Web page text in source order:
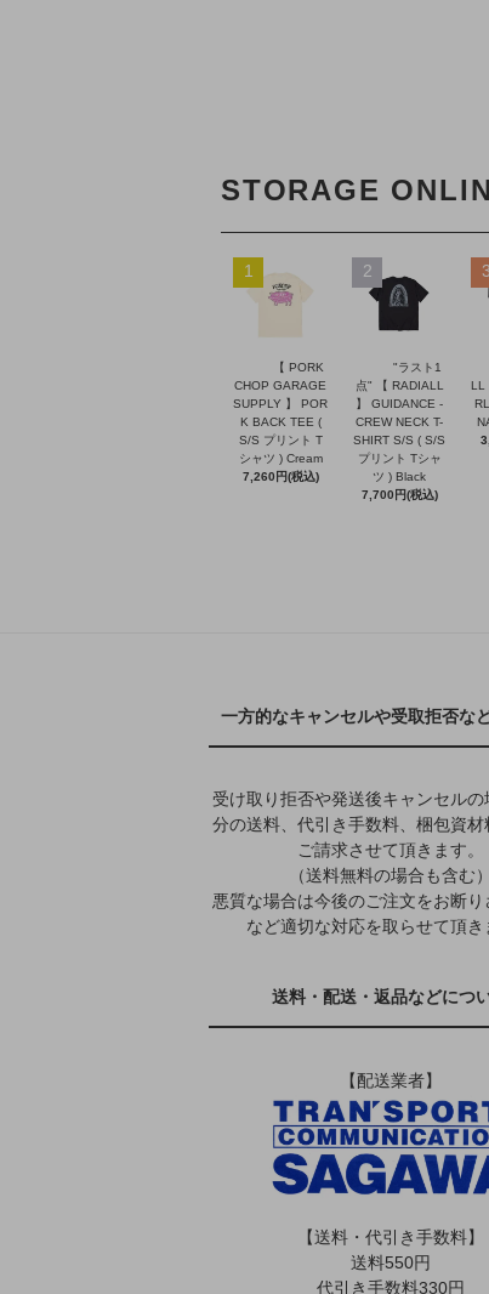
STORAGE
1
【 PORK
CHOP GARAGE
SUPPLY 】 POR
K BACK TEE (
S/S プリント T
シャツ ) Cream
7,260円(税込)
2
"ラスト1
点" 【 RADIALL
】 GUIDANCE -
CREW NECK T-
SHIRT S/S ( S/S
プリント Tシャ
ツ ) Black
7,700円(税込)
3
LL
一方的なキャンセルや受取拒否な
受け取り拒否や発送後キャンセルの
分の送料、代引き手数料、梱包資材
ご請求させて頂きます。
（送料無料の場合も含む）
悪質な場合は今後のご注文をお断り
など適切な対応を取らせて頂き
送料・配送・返品などにつ
【配送業者】
【送料・代引き手数料】
送料550円
代引き手数料330円